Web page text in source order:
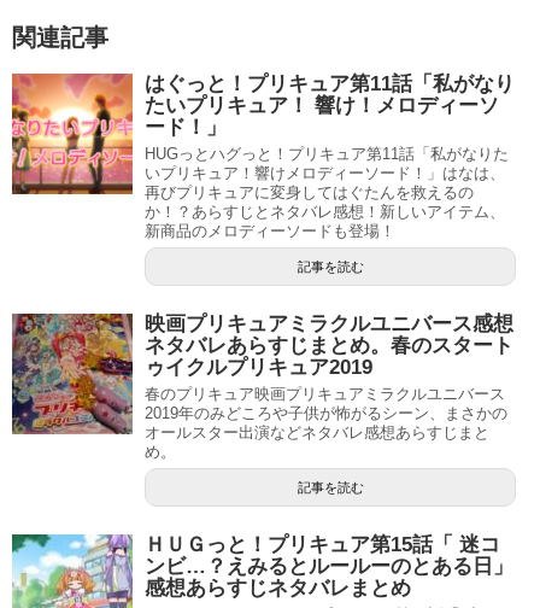
関連記事
はぐっと！プリキュア第11話「私がなり
たいプリキュア！ 響け！メロディーソ
ード！」
HUGっとハグっと！プリキュア第11話「私がなりた
いプリキュア！響けメロディーソード！」はなは、
再びプリキュアに変身してはぐたんを救えるの
か！？あらすじとネタバレ感想！新しいアイテム、
新商品のメロディーソードも登場！
記事を読む
映画プリキュアミラクルユニバース感想
ネタバレあらすじまとめ。春のスタート
ゥイクルプリキュア2019
春のプリキュア映画プリキュアミラクルユニバース
2019年のみどころや子供が怖がるシーン、まさかの
オールスター出演などネタバレ感想あらすじまと
め。
記事を読む
ＨＵＧっと！プリキュア第15話「 迷コ
ンビ…？えみるとルールーのとある日」
感想あらすじネタバレまとめ